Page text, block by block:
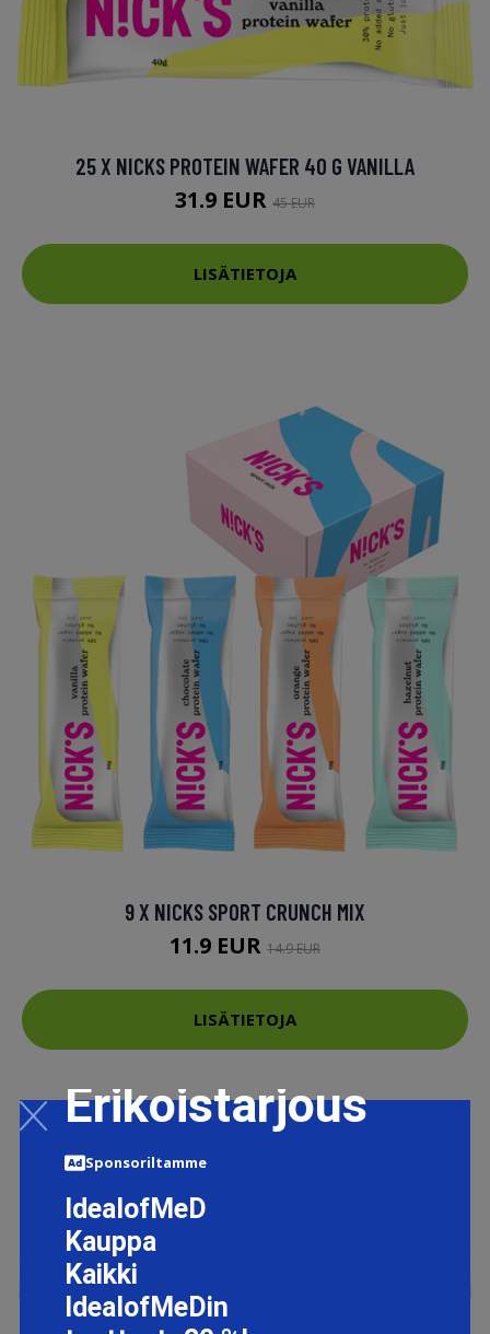
25 X NICKS PROTEIN WAFER 40 G VANILLA
31.9 EUR 45 EUR
LISÄTIETOJA
9 X NICKS SPORT CRUNCH MIX
11.9 EUR 14.9 EUR
LISÄTIETOJA
Erikoistarjous
Sponsoriltamme
IdealofMeD
Kauppa
Kaikki
IdealofMeDin